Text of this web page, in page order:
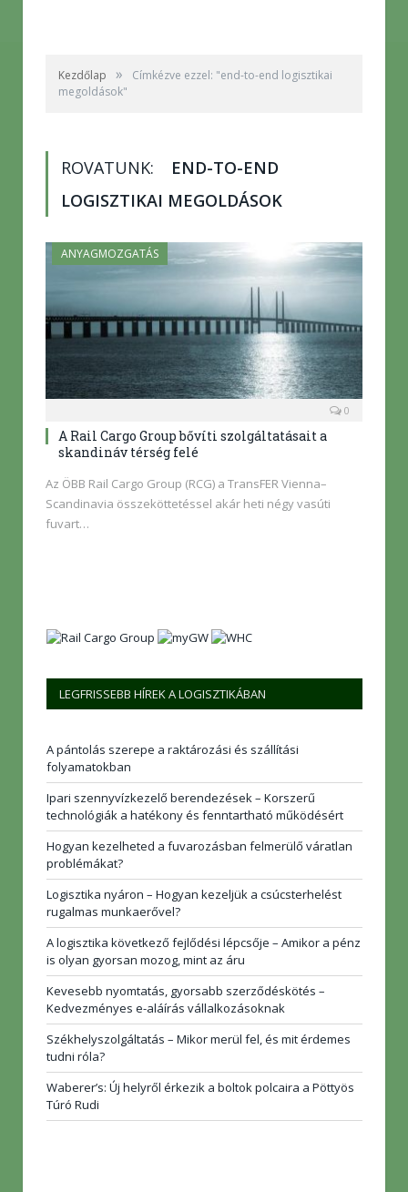
Kezdőlap »
Címkézve ezzel: "end-to-end logisztikai
megoldások"
ROVATUNK:
END-TO-END
LOGISZTIKAI MEGOLDÁSOK
ANYAGMOZGATÁS
0
A Rail Cargo Group bővíti szolgáltatásait a
skandináv térség felé
Az ÖBB Rail Cargo Group (RCG) a TransFER Vienna–
Scandinavia összeköttetéssel akár heti négy vasúti
fuvart…
LEGFRISSEBB HÍREK A LOGISZTIKÁBAN
A pántolás szerepe a raktározási és szállítási
folyamatokban
Ipari szennyvízkezelő berendezések – Korszerű
technológiák a hatékony és fenntartható működésért
Hogyan kezelheted a fuvarozásban felmerülő váratlan
problémákat?
Logisztika nyáron – Hogyan kezeljük a csúcsterhelést
rugalmas munkaerővel?
A logisztika következő fejlődési lépcsője – Amikor a pénz
is olyan gyorsan mozog, mint az áru
Kevesebb nyomtatás, gyorsabb szerződéskötés –
Kedvezményes e-aláírás vállalkozásoknak
Székhelyszolgáltatás – Mikor merül fel, és mit érdemes
tudni róla?
Waberer’s: Új helyről érkezik a boltok polcaira a Pöttyös
Túró Rudi